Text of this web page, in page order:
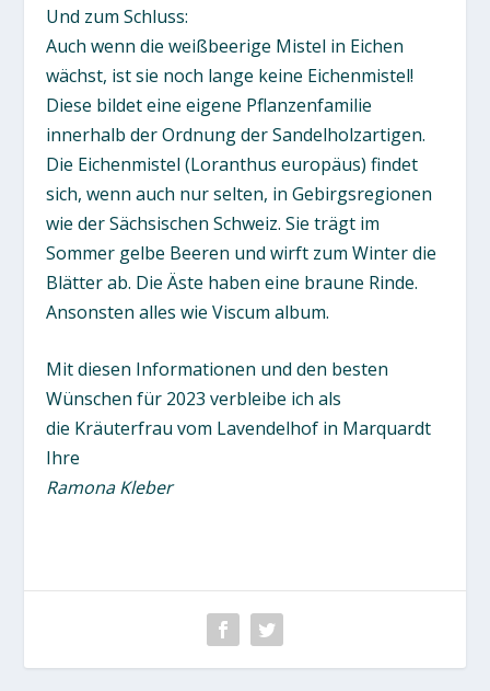
Und zum Schluss:
Auch wenn die weißbeerige Mistel in Eichen
wächst, ist sie noch lange keine Eichenmistel!
Diese bildet eine eigene Pflanzenfamilie
innerhalb der Ordnung der Sandelholzartigen.
Die Eichenmistel (Loranthus europäus) findet
sich, wenn auch nur selten, in Gebirgsregionen
wie der Sächsischen Schweiz. Sie trägt im
Sommer gelbe Beeren und wirft zum Winter die
Blätter ab. Die Äste haben eine braune Rinde.
Ansonsten alles wie Viscum album.
Mit diesen Informationen und den besten
Wünschen für 2023 verbleibe ich als
die Kräuterfrau vom Lavendelhof in Marquardt
Ihre
Ramona Kleber